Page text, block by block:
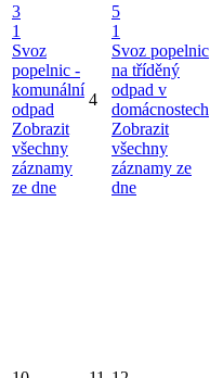
3
1
Svoz
popelnic -
komunální
odpad
Zobrazit
všechny
záznamy
ze dne
4
5
1
Svoz popelnic
na tříděný
odpad v
domácnostech
Zobrazit
všechny
záznamy ze
dne